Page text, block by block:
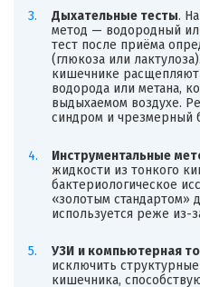
Дыхательные тесты.
метод — водородный
тест после приёма
(глюкоза или
кишечнике
водорода или метана,
выдыхаемом воздухе.
синдром и чрезмерный
Инструментальные
жидкости из тонкого
бактериологическое
«золотым стандартом»
используется реже из-
УЗИ и компьютерная
исключить
кишечника,